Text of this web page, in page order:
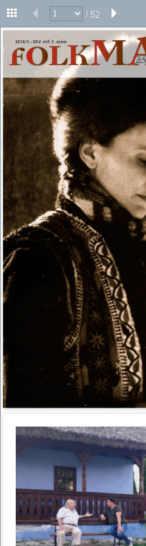
/ 52
2018/5 • XXV. évf. 5. szám